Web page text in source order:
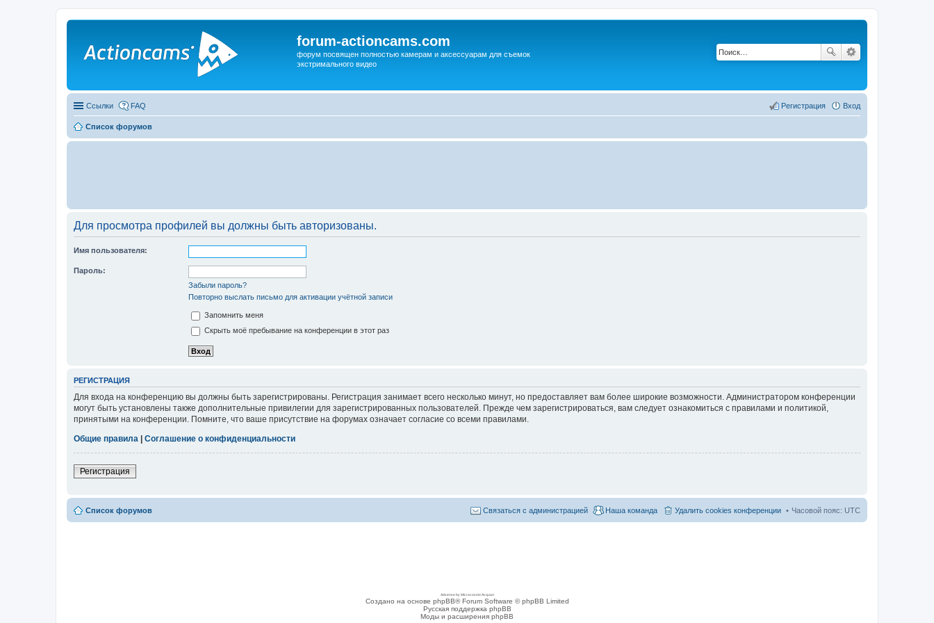
forum-actioncams.com
форум посвящен полностью камерам и аксессуарам для съемок
экстримального видео
Ссылки FAQ Вход
Регистрация
Список форумов
Для просмотра профилей вы должны быть авторизованы.
Имя пользователя:
Пароль:
Забыли пароль?
Повторно выслать письмо для активации учётной записи
Запомнить меня
Скрыть моё пребывание на конференции в этот раз
РЕГИСТРАЦИЯ
Для входа на конференцию вы должны быть зарегистрированы. Регистрация занимает всего несколько минут, но предоставляет вам более широкие возможности. Администратором конференции
могут быть установлены также дополнительные привилегии для зарегистрированных пользователей. Прежде чем зарегистрироваться, вам следует ознакомиться с правилами и политикой,
принятыми на конференции. Помните, что ваше присутствие на форумах означает согласие со всеми правилами.
Общие правила | Соглашение о конфиденциальности
Регистрация
Список форумов Часовой пояс: UTC
Удалить cookies конференции
Наша команда
Связаться с администрацией
Adsense by Microcosmo Acquari
Создано на основе phpBB® Forum Software © phpBB Limited
Русская поддержка phpBB
Моды и расширения phpBB